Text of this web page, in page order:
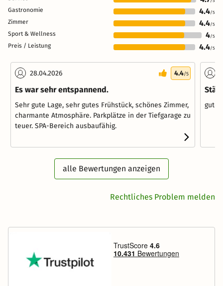
Gastronomie 4.4/5
Zimmer 4.4/5
Sport & Wellness 4/5
Preis / Leistung 4.4/5
28.04.2026 4.4/5
Es war sehr entspannend.
Sehr gute Lage, sehr gutes Frühstück, schönes Zimmer,
charmante Atmosphäre. Parkplätze in der Tiefgarage zu
teuer. SPA-Bereich ausbaufähig.
gute
alle Bewertungen anzeigen
Rechtliches Problem melden